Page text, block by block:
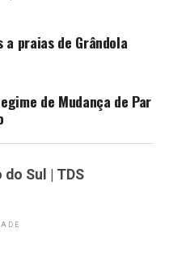
a praias de Grândola
de Mudança de Par
Sul | TDS